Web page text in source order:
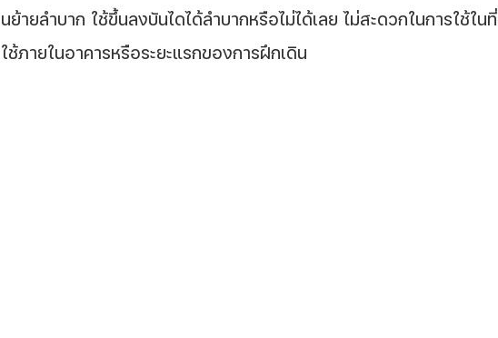
ายลำบาก ใช้ขึ้นลงบันไดได้ลำบากหรือไม่ได้เลย ไม่สะดวกในการใช้ในที่
ภายในอาคารหรือระยะแรกของการฝึกเดิน